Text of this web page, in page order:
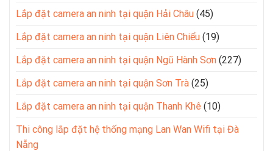
Lắp đặt camera an ninh tại quận Hải Châu (45)
Lắp đặt camera an ninh tại quận Liên Chiểu (19)
Lắp đặt camera an ninh tại quận Ngũ Hành Sơn (227)
Lắp đặt camera an ninh tại quận Sơn Trà (25)
Lắp đặt camera an ninh tại quận Thanh Khê (10)
Thi công lắp đặt hệ thống mạng Lan Wan Wifi tại Đà
Nẵng